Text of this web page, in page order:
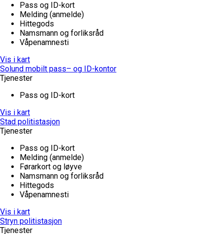
Pass og ID-kort
Melding (anmelde)
Hittegods
Namsmann og forliksråd
Våpenamnesti
Vis i kart
Solund mobilt pass– og ID-kontor
Tjenester
Pass og ID-kort
Vis i kart
Stad politistasjon
Tjenester
Pass og ID-kort
Melding (anmelde)
Førarkort og løyve
Namsmann og forliksråd
Hittegods
Våpenamnesti
Vis i kart
Stryn politistasjon
Tjenester